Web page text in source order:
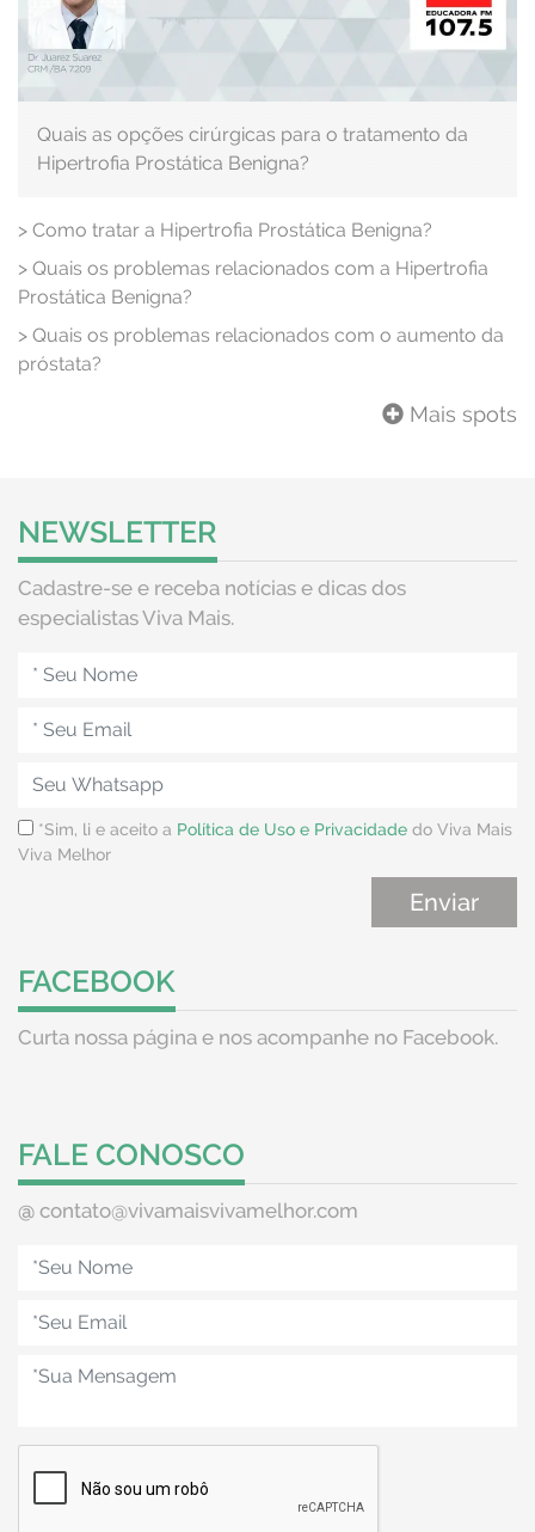
Quais as opções cirúrgicas para o tratamento da
Hipertrofia Prostática Benigna?
> Como tratar a Hipertrofia Prostática Benigna?
> Quais os problemas relacionados com a Hipertrofia
Prostática Benigna?
> Quais os problemas relacionados com o aumento da
próstata?
Mais spots
NEWSLETTER
Cadastre-se e receba notícias e dicas dos
especialistas Viva Mais.
*Sim, li e aceito a Política de Uso e Privacidade do Viva Mais
Viva Melhor
FACEBOOK
Curta nossa página e nos acompanhe no Facebook.
FALE CONOSCO
@ contato@vivamaisvivamelhor.com